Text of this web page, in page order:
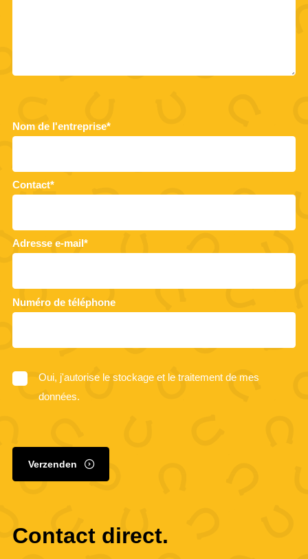
Nom de l'entreprise*
Contact*
Adresse e-mail*
Numéro de téléphone
Oui, j'autorise le stockage et le traitement de mes
données.
Verzenden
Contact direct.